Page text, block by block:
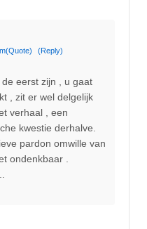
(Quote) (Reply)
eerst zijn , u gaat
, zit er wel delgelijk
verhaal , een
kwestie derhalve.
pardon omwille van
ondenkbaar .